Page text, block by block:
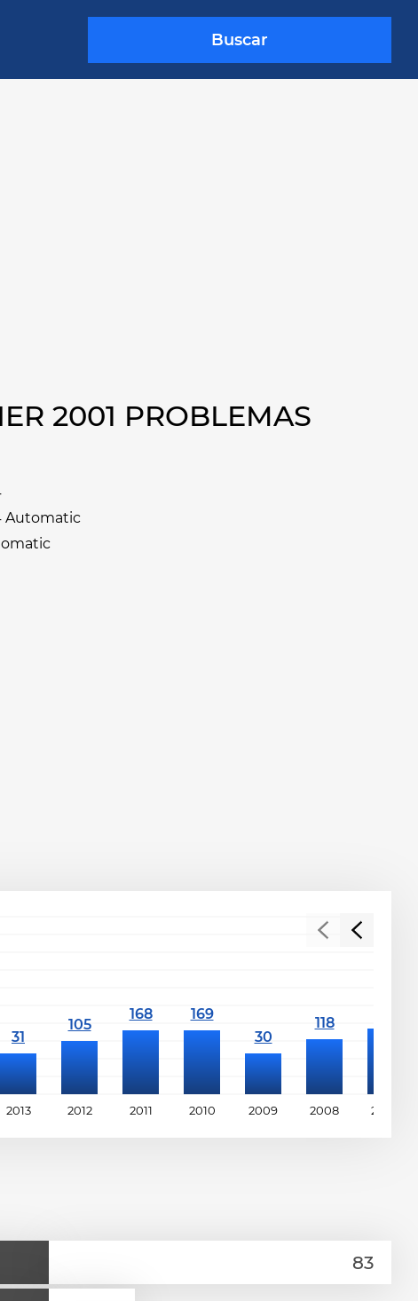
Buscar
2001 PROBLEMAS
Automatic
2013 2012 2011 2010 2009 2008 2007